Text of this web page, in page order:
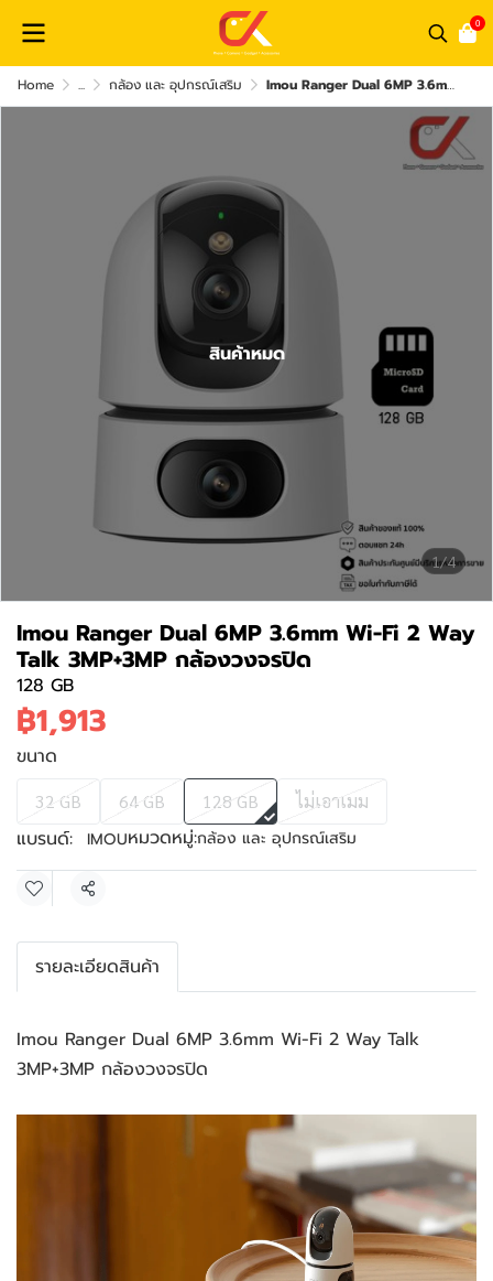
0
Home ... กล้อง และ อุปกรณ์เสริม Imou Ranger Dual 6MP 3.6mm Wi-Fi 2 Way Talk 3MP+3MP กล้องวงจรปิด
1/4
สินค้าหมด
Imou Ranger Dual 6MP 3.6mm Wi-Fi 2 Way
Talk 3MP+3MP กล้องวงจรปิด
128 GB
฿1,913
ขนาด
32 GB 64 GB 128 GB ไม่เอาเมม
แบรนด์: IMOUหมวดหมู่:กล้อง และ อุปกรณ์เสริม
แชร์
รายละเอียดสินค้า
Imou Ranger Dual 6MP 3.6mm Wi-Fi 2 Way Talk
3MP+3MP กล้องวงจรปิด